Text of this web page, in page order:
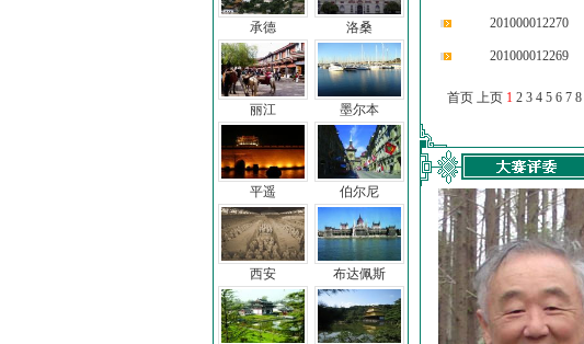
承德
丽江
平遥
西安
洛桑
墨尔本
伯尔尼
布达佩斯
201000012270
201000012269
首页 上页 1 2 3 4 5 6 7 8